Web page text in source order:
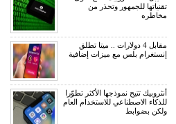
تقنياتها للجمهور وتحذر من
مخاطره
مقابل 4 دولارات .. ميتا تطلق
إنستغرام بلس مع ميزات إضافية
أنثروبيك تتيح نموذجها الأكثر تطوّرا
للذكاء الاصطناعي للاستخدام العام
ولكن بضوابط